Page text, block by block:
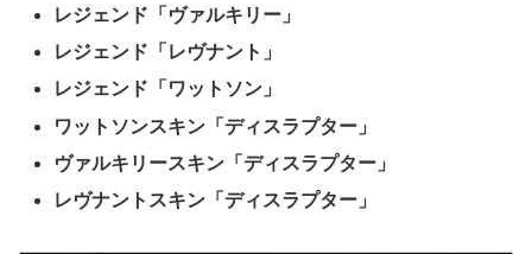
レジェンド「ヴァルキリー」
レジェンド「レヴナント」
レジェンド「ワットソン」
ワットソンスキン「ディスラプター」
ヴァルキリースキン「ディスラプター」
レヴナントスキン「ディスラプター」